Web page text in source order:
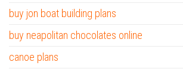
buy jon boat building plans
buy neapolitan chocolates online
canoe plans